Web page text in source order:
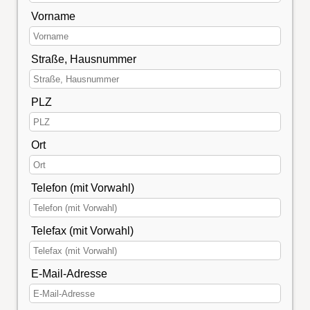
Vorname
Straße, Hausnummer
PLZ
Ort
Telefon (mit Vorwahl)
Telefax (mit Vorwahl)
E-Mail-Adresse